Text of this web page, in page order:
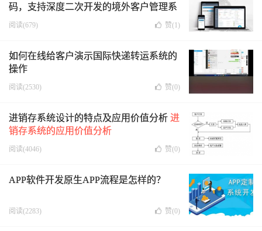
码，支持深度二次开发的境外客户管理系
统
阅读(679) 赞(1)
如何在线给客户演示国际快递转运系统的
操作
阅读(2530) 赞(0)
进销存系统设计的特点及应用价值分析 进
销存系统的应用价值分析
阅读(4046) 赞(0)
APP软件开发原生APP流程是怎样的？
阅读(2283) 赞(0)